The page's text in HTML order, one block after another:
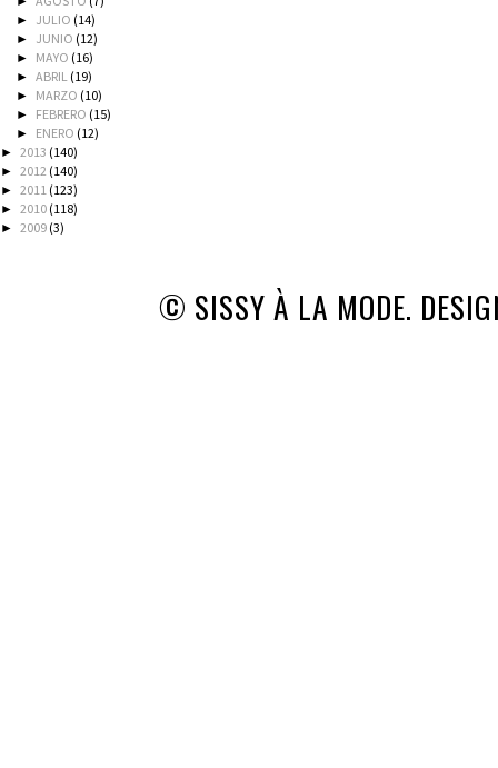
► JULIO (14)
► JUNIO (12)
► MAYO (16)
►ABRIL (19)
► MARZO (10)
► FEBRERO (15)
► ENERO (12)
► 2013 (140)
► 2012 (140)
► 2011 (123)
► 2010 (118)
► 2009 (3)
© SISSY À LA MODE.